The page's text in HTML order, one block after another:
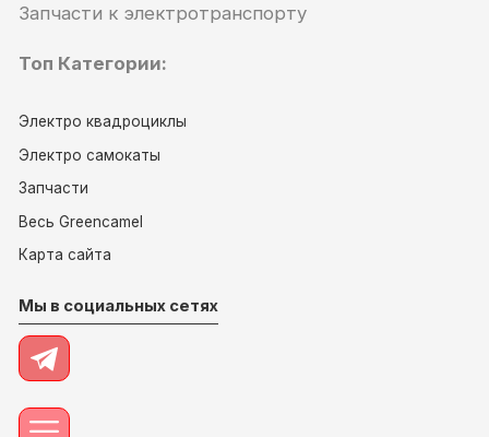
Запчасти к электротранспорту
Топ Категории:
Электро квадроциклы
Электро самокаты
Запчасти
Весь Greencamel
Карта сайта
Мы в социальных сетях